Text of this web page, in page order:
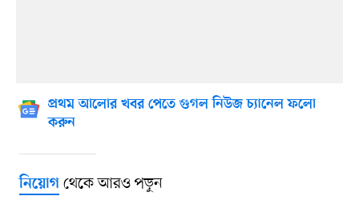
প্রথম আলোর খবর পেতে গুগল নিউজ চ্যানেল ফলো
করুন
নিয়োগথেকে আরও পড়ুন